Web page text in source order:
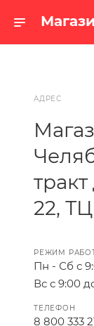
АДРЕС
тракт
22,
РЕЖИМ
Пн - Сб с
Вс с 9:00
ТЕЛЕФОН
8 800 333